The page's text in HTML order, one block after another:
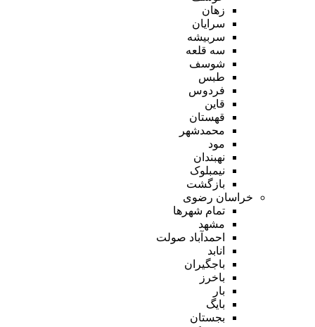
زهان
سرایان
سربیشه
سه قلعه
شوسف
طبس
فردوس
قاین
قهستان
محمدشهر
مود
نهبندان
نیمبلوک
بازگشت
خراسان رضوی
تمام شهر‌ها
مشهد
احمدآباد صولت
انابد
باجگیران
باخرز
بار
بایگ
بجستان